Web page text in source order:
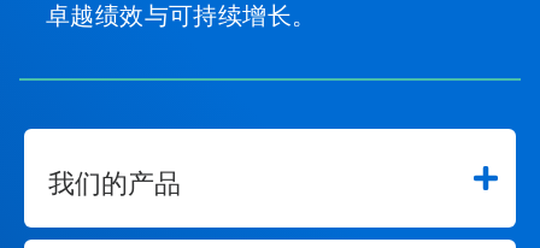
卓越绩效与可持续增长。
我们的产品